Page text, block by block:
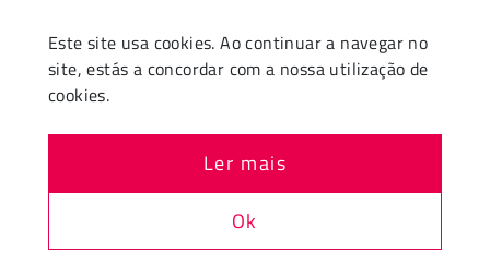
Youtube
Este site usa cookies. Ao continuar a navegar no
site, estás a concordar com a nossa utilização de
cookies.
Ler mais
Ok